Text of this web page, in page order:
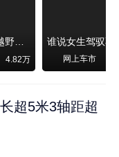
皮卡也能豪华越野！纵横F700上市，限时卖29.99万起
4.82万 网上车市
超5米3轴距超